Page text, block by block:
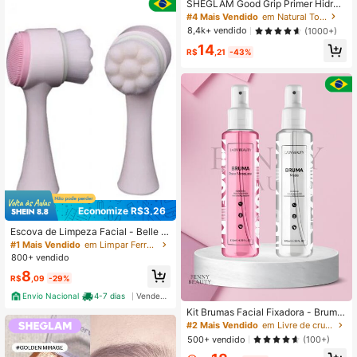
Economize R$3,26
Escova de Limpeza Facial - Belle A
ngel
#1 Mais Vendido
em Limpar Ferramentas de limpeza facial
800+ vendido
R$8 ,09 -29%
Envio Nacional
4-7 dias
SHEGLAM Good Grip Primer Hidrat
ante-Tamanho Viagem Marca De B
eleza CosméTicos Maquiagem Par
a Mulheres E Meninas
#4 Mais Vendido
em Natural Tom
8,4k+ vendido
(1000+)
R$14 ,21 -43%
Kit Brumas Facial Fixadora - Bruma
Rosa Mosqueta + Bruma Matte - La
dy Beauty Festa Junina
#2 Mais Vendido
em Livre de crueldade Spray de fixação
500+ vendido
(100+)